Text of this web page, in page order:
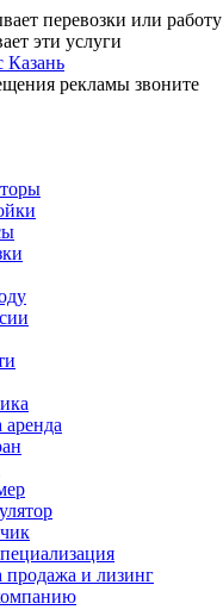
перевозки или работу
эти услуги
рекламы звоните
продажа и лизинг